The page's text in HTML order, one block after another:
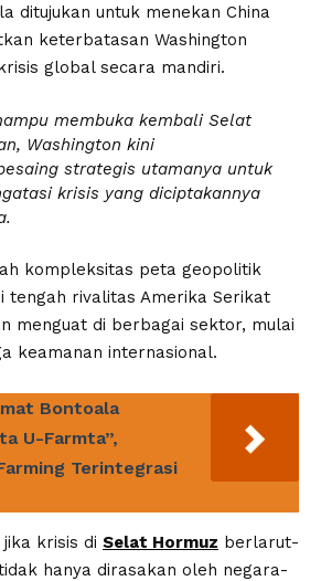
ditujukan untuk menekan China
keterbatasan Washington
global secara mandiri.
membuka kembali Selat
Washington kini
strategis utamanya untuk
krisis yang diciptakannya
kompleksitas peta geopolitik
tengah rivalitas Amerika Serikat
menguat di berbagai sektor, mulai
keamanan internasional.
Bontoala
U-Farmta”,
Terintegrasi
krisis di Selat Hormuz berlarut-
hanya dirasakan oleh negara-